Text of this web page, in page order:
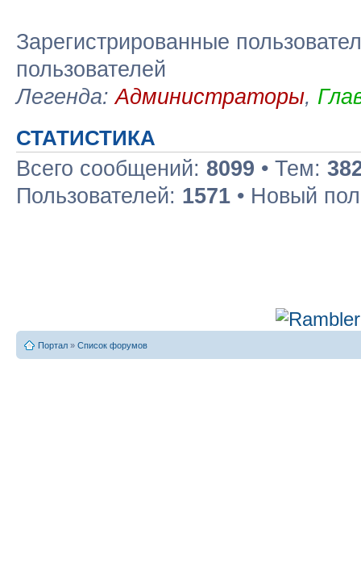
Зарегистрированные
пользователей
Легенда:Администраторы,
СТАТИСТИКА
Всего сообщений: 8099 • Тем:
Пользователей: 1571 • Новый
Портал » Список форумов